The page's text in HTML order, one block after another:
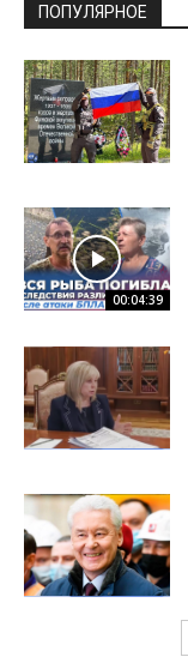
ПОПУЛЯРНОЕ
00:04:39